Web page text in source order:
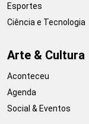
Esportes
Ciência e Tecnologia
Arte & Cultura
Aconteceu
Agenda
Social & Eventos